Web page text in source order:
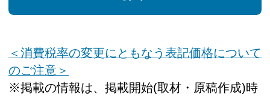
＜消費税率の変更にともなう表記価格について
のご注意＞
※掲載の情報は、掲載開始(取材・原稿作成)時